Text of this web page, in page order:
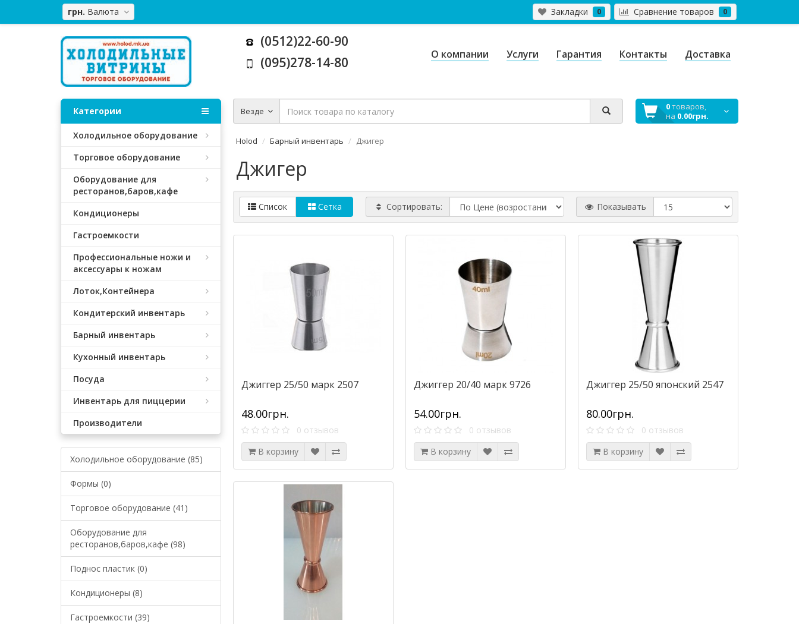
грн. Валюта Закладки 0 Сравнение товаров 0
(0512)22-60-90
(095)278-14-80
О компании Услуги Гарантия Контакты Доставка
Везде 0товаров,
на 0.00грн.
Категории
Холодильное оборудование
Торговое оборудование
Оборудование для
ресторанов,баров,кафе
Кондиционеры
Гастроемкости
Профессиональные ножи и
аксессуары к ножам
Лоток,Контейнера
Кондитерский инвентарь
Барный инвентарь
Кухонный инвентарь
Посуда
Инвентарь для пиццерии
Производители
Холодильное оборудование (85)
Формы (0)
Торговое оборудование (41)
Оборудование для
ресторанов,баров,кафе (98)
Поднос пластик (0)
Кондиционеры (8)
Гастроемкости (39)
Holod Барный инвентарь Джигер
Джигер
Список Сетка Сортировать: Показывать
Джиггер 25/50 марк 2507
48.00грн.
0 отзывов
В корзину
Джиггер 20/40 марк 9726
54.00грн.
0 отзывов
В корзину
Джиггер 25/50 японский 2547
80.00грн.
0 отзывов
В корзину